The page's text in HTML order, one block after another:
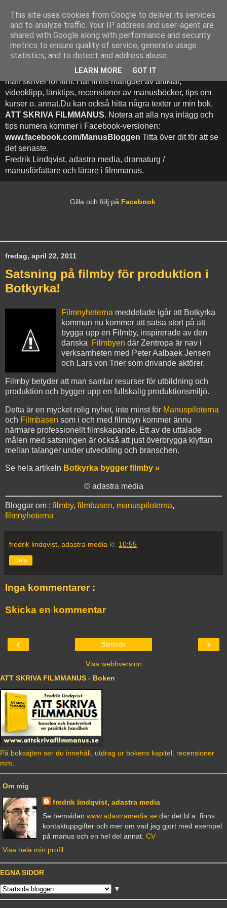
Att Skriva Filmmanus -
Bloggen
Denna blogg inehhåller runt 500 (!) inlägg med fokus på hur
man skriver för film. Här finns mängder av artiklar,
videoklipp, länktips, recensioner av manusböcker, tips om
kurser o. annat.Du kan också hitta några texter ur min bok,
ATT SKRIVA FILMMANUS. Notera att alla nya inlägg och
tips numera kommer i Facebook-versionen:
www.facebook.com/ManusBloggen Titta över dit för att se
det senaste.
Fredrik Lindqvist, adastra media, dramaturg /
manusförfattare och lärare i filmmanus.
Gilla och följ på Facebook.
fredag, april 22, 2011
Satsning på filmby för produktion i
Botkyrka!
Filmnyheterna meddelade igår att Botkyrka
kommun nu kommer att satsa stort på att
bygga upp en Filmby, inspirerade av den
danska
Filmbyen där Zentropa är nav i
verksamheten med Peter Aalbaek Jensen
och Lars von Trier som drivande aktörer.
Filmby betyder att man samlar resurser för utbildning och
produktion och bygger upp en fullskalig produktionsmiljö.
Detta är en mycket rolig nyhet, inte minst för Manuspiloterna
och Filmbasen som i och med filmbyn kommer ännu
närmare professionellt filmskapande. Ett av de uttalade
målen med satsningen är också att just överbrygga klyftan
mellan talanger under utveckling och branschen.
Se hela artikeln Botkyrka bygger filmby »
© adastra media
Bloggar om : filmby, filmbasen, manuspiloterna,
filmnyheterna
fredrik lindqvist, adastra media kl. 10:55
Dela
Inga kommentarer :
Skicka en kommentar
‹ ›
Startsida
Visa webbversion
ATT SKRIVA FILMMANUS - Boken
På boksajten ser du innehåll, utdrag ur bokens kapitel, recensioner
mm.
Om mig
fredrik lindqvist, adastra media
Se hemsidan www.adastramedia.sedär det bl.a. finns
kontaktuppgifter och mer om vad jag gjort med exempel
på manus och en hel del annat. CV
Visa hela min profil
EGNA SIDOR
▼
This site uses cookies from Google to deliver its services
and to analyze traffic. Your IP address and user-agent are
shared with Google along with performance and security
metrics to ensure quality of service, generate usage
statistics, and to detect and address abuse.
LEARN MORE GOT IT